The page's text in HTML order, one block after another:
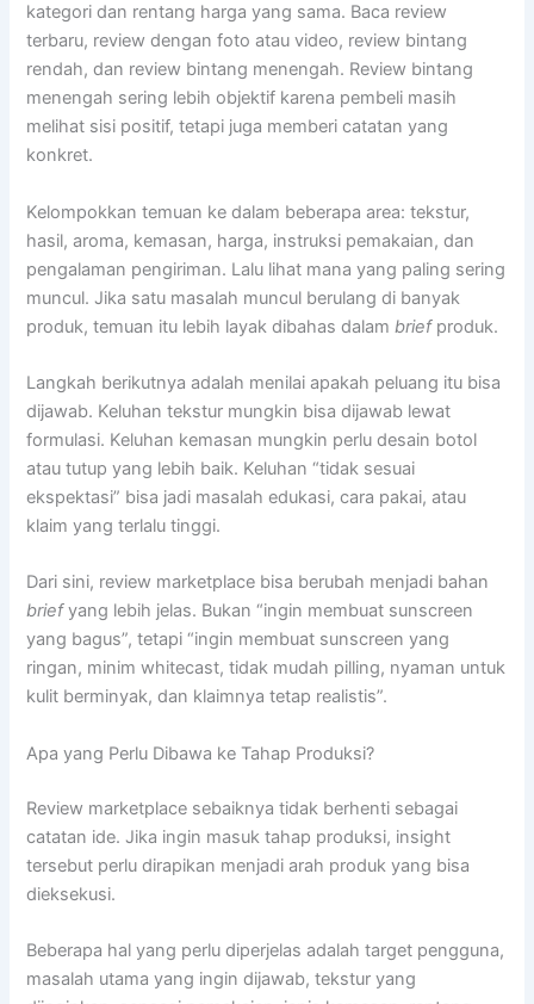
kategori dan rentang harga yang sama. Baca review
terbaru, review dengan foto atau video, review bintang
rendah, dan review bintang menengah. Review bintang
menengah sering lebih objektif karena pembeli masih
melihat sisi positif, tetapi juga memberi catatan yang
konkret.
Kelompokkan temuan ke dalam beberapa area: tekstur,
hasil, aroma, kemasan, harga, instruksi pemakaian, dan
pengalaman pengiriman. Lalu lihat mana yang paling sering
muncul. Jika satu masalah muncul berulang di banyak
produk, temuan itu lebih layak dibahas dalambriefproduk.
Langkah berikutnya adalah menilai apakah peluang itu bisa
dijawab. Keluhan tekstur mungkin bisa dijawab lewat
formulasi. Keluhan kemasan mungkin perlu desain botol
atau tutup yang lebih baik. Keluhan “tidak sesuai
ekspektasi” bisa jadi masalah edukasi, cara pakai, atau
klaim yang terlalu tinggi.
Dari sini, review marketplace bisa berubah menjadi bahan
briefyang lebih jelas. Bukan “ingin membuat sunscreen
yang bagus”, tetapi “ingin membuat sunscreen yang
ringan, minim whitecast, tidak mudah pilling, nyaman untuk
kulit berminyak, dan klaimnya tetap realistis”.
Apa yang Perlu Dibawa ke Tahap Produksi?
Review marketplace sebaiknya tidak berhenti sebagai
catatan ide. Jika ingin masuk tahap produksi, insight
tersebut perlu dirapikan menjadi arah produk yang bisa
dieksekusi.
Beberapa hal yang perlu diperjelas adalah target pengguna,
masalah utama yang ingin dijawab, tekstur yang